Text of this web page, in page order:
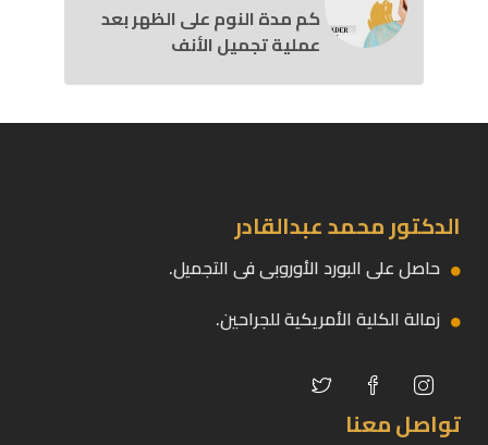
كم مدة النوم على الظهر بعد
عملية تجميل الأنف
الدكتور محمد عبدالقادر
حاصل على البورد الأوروبى فى التجميل.
زمالة الكلية الأمريكية للجراحين.
تواصل معنا